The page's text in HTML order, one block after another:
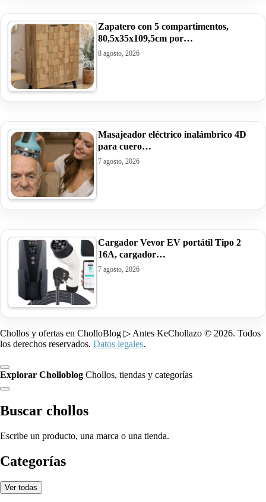
Zapatero con 5 compartimentos,
80,5x35x109,5cm por…
8 agosto, 2026
Masajeador eléctrico inalámbrico 4D
para cuero…
7 agosto, 2026
Cargador Vevor EV portátil Tipo 2
16A, cargador…
7 agosto, 2026
Chollos y ofertas en CholloBlog ▷ Antes KeChollazo © 2026. Todos
los derechos reservados. Datos legales.
Explorar Cholloblog Chollos, tiendas y categorías
Buscar chollos
Escribe un producto, una marca o una tienda.
Categorías
Ver todas